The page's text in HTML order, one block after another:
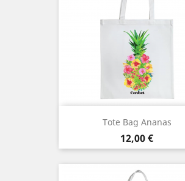
Tote Bag Ananas
Prix
12,00 €